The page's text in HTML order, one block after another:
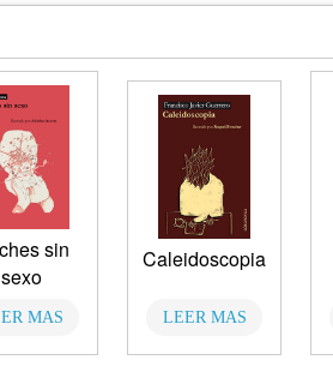
sin
sexo
MAS
Caleidoscopia
LEER MAS